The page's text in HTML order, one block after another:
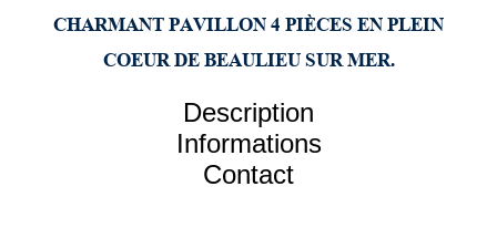
CHARMANT PAVILLON 4 PIÈCES EN PLEIN
COEUR DE BEAULIEU SUR MER.
Description
Informations
Contact